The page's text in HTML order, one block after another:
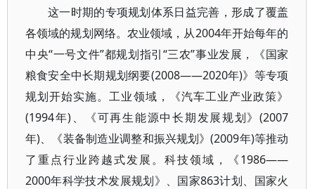
这一时期的专项规划体系日益完善，形成了覆盖
各领域的规划网络。农业领域，从2004年开始每年的
中央“一号文件”都规划指引“三农”事业发展，《国家
粮食安全中长期规划纲要(2008——2020年)》等专项
规划开始实施。工业领域，《汽车工业产业政策》
(1994年)、《可再生能源中长期发展规划》(2007
年)、《装备制造业调整和振兴规划》(2009年)等推动
了重点行业跨越式发展。科技领域，《1986——
2000年科学技术发展规划》、国家863计划、国家火